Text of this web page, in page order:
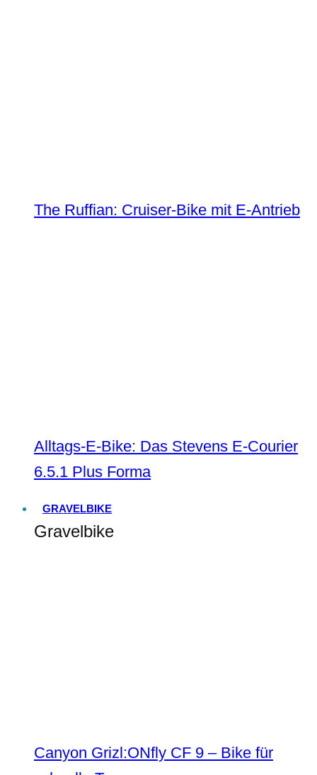
The Ruffian: Cruiser-Bike mit E-Antrieb
Alltags-E-Bike: Das Stevens E-Courier
6.5.1 Plus Forma
GRAVELBIKE
Gravelbike
Canyon Grizl:ONfly CF 9 – Bike für